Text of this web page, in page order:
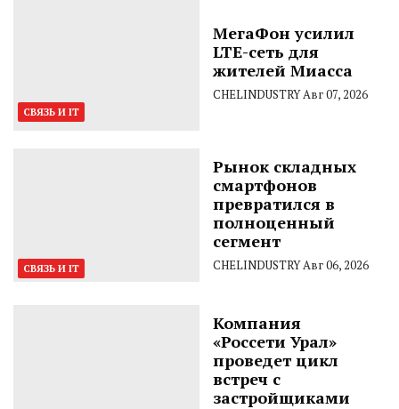
СВЯЗЬ И IT
МегаФон усилил
LTE-сеть для
жителей Миасса
CHELINDUSTRYАвг 07, 2026
СВЯЗЬ И IT
Рынок складных
смартфонов
превратился в
полноценный
сегмент
CHELINDUSTRYАвг 06, 2026
Компания
«Россети Урал»
проведет цикл
встреч с
застройщиками